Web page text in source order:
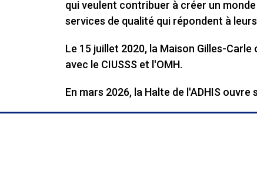
qui veulent contribuer à créer un
services de qualité qui répondent à
Le 15 juillet 2020, la Maison Gilles-
avec le CIUSSS et l'OMH.
En mars 2026, la Halte de l'ADHIS